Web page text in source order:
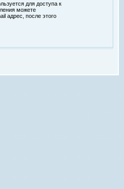
для доступа к
можете
адрес, после этого